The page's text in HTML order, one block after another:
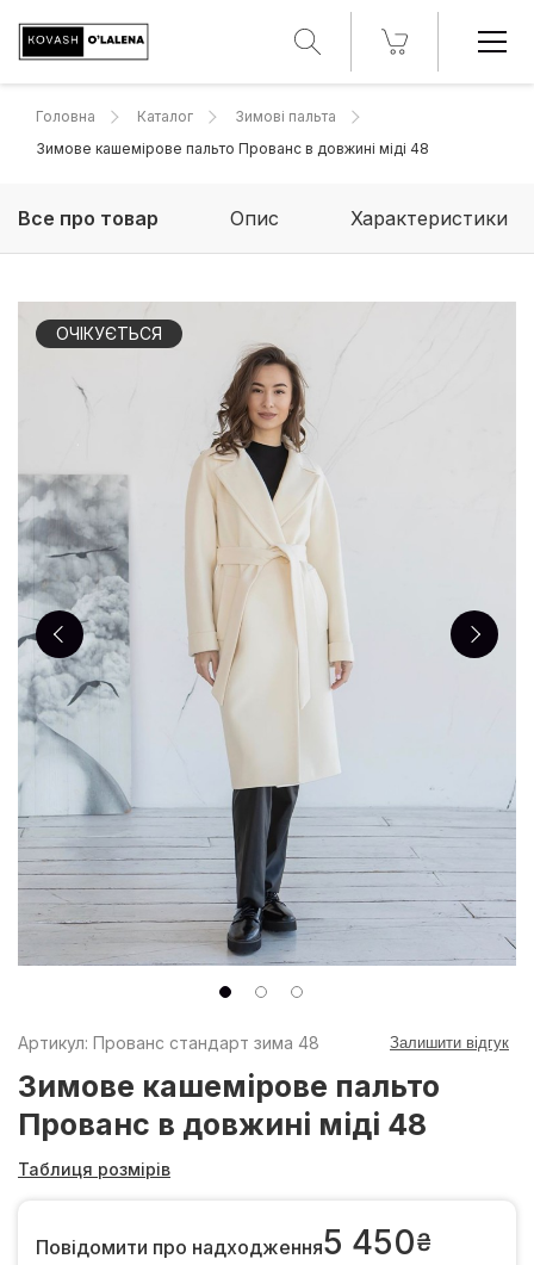
Головна Каталог
Зимові пальта
Зимове кашемірове пальто Прованс в довжині міді 48
Все про товар Опис Характеристики
ОЧІКУЄТЬСЯ
Артикул: Прованс стандарт зима 48 Залишити відгук
Зимове кашемірове пальто
Прованс в довжині міді 48
Таблиця розмірів
Повідомити про надходження5 450₴